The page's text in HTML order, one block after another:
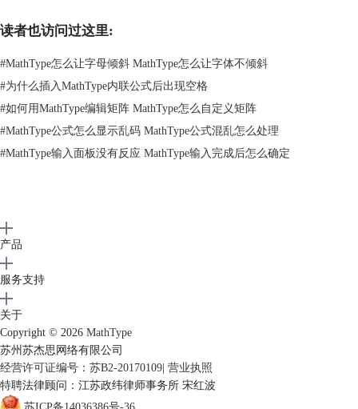
3.在分母中输入偏导符号，可以直接使用小标签栏中的偏导符号，也可以
比较方便直接。
在分子分经母中输入偏导符号
4.因为是二次偏导，必须要表现出2，因此需要使用上标模板，在偏导符
号上面添加上标2，在模板中选择“上标和下标”模板中的“上标”模板，在
虚框中输入2。将光标跳出上标后继续输入就可以了。
读者也访问过这里:
#MathType怎么让字母倾斜 MathType怎么让字体不倾斜
#为什么插入MathType内联公式后出现空格
#如何用MathType编辑矩阵 MathType怎么自定义矩阵
#MathType公式怎么显示乱码 MathType公式混乱怎么处理
#MathType输入面板没有反应 MathType输入完成后怎么确定
产品
服务支持
关于
Copyright © 2026 MathType
苏州苏杰思网络有限公司
经营许可证编号：苏B2-20170109 营业执照
特聘法律顾问：江苏政纬律师事务所 宋红波